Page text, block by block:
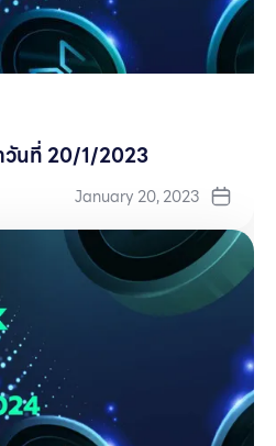
วันที่ 20/1/2023
January 20, 2023